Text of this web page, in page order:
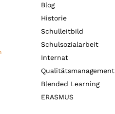
Blog
Historie
Schulleitbild
Schulsozialarbeit
Internat
Qualitätsmanagement
Blended Learning
ERASMUS